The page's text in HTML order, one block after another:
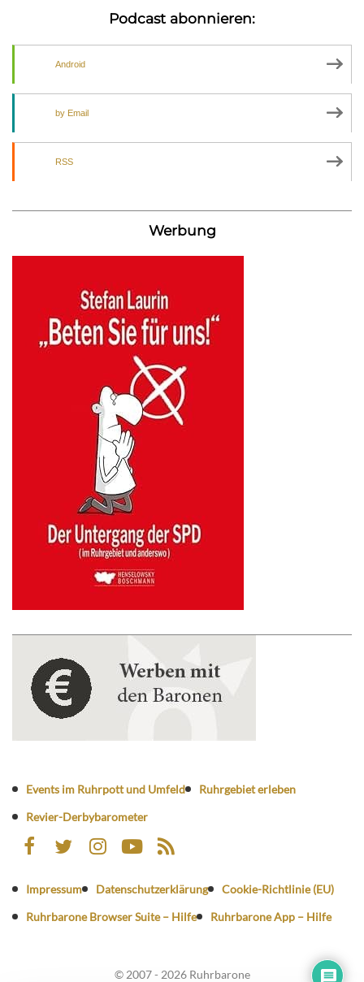
Podcast abonnieren:
Android
by Email
RSS
Werbung
Events im Ruhrpott und Umfeld
Ruhrgebiet erleben
Revier-Derbybarometer
Impressum Datenschutzerklärung
Cookie-Richtlinie (EU)
Ruhrbarone Browser Suite – Hilfe
Ruhrbarone App – Hilfe
© 2007 - 2026 Ruhrbarone